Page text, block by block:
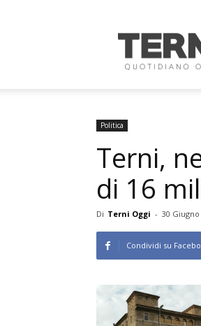
Oggi
Politica
Terni,
di 16
Di Terni Oggi - 30
Condividi su